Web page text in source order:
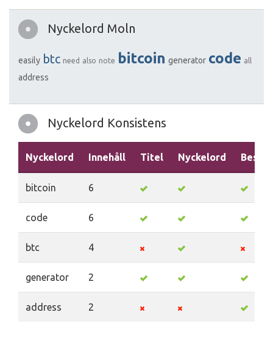
Nyckelord Moln
easily btc need also note bitcoin generator code all
address
Nyckelord Konsistens
Nyckelord Innehåll Titel Nyckelord
bitcoin 6
code 6
btc 4
generator 2
address 2